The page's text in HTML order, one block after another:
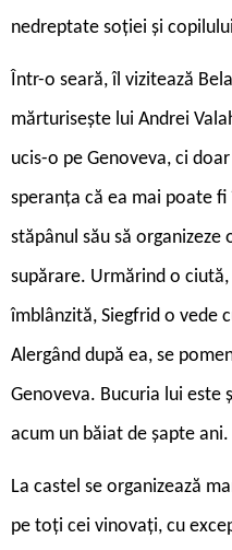
nedreptate soției și
Într-o seară, îl vizitează
mărturisește lui Andrei
ucis-o pe Genoveva, ci
speranța că ea mai poate
stăpânul său să
supărare. Urmărind o
îmblânzită, Siegfrid o vede
Alergând după ea, se
Genoveva. Bucuria lui este
acum un băiat de șapte ani.
La castel se organizează
pe toți cei vinovați, cu